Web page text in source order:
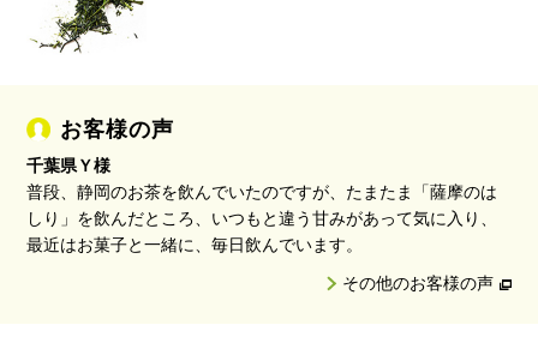
お客様の声
千葉県Ｙ様
普段、静岡のお茶を飲んでいたのですが、たまたま「薩摩のは
しり」を飲んだところ、いつもと違う甘みがあって気に入り、
最近はお菓子と一緒に、毎日飲んでいます。
その他のお客様の声